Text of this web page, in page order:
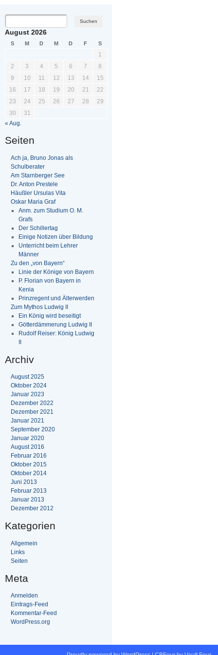
August 2026
S M D M D F S
1
2
3 4 5 6 7
8
9
10 11 12 13 14
15
16
17 18 19 20 21
22
23
24 25 26 27 28
29
30
31
« Aug.
Seiten
Ach ja, Bruno Jonas als
Schulberater
Am Starnberger See
Dr. Anton Prestele
Häußler Ursulas Vita
Oskar Maria Graf
Anm. zum Studium O. M.
Grafs
Der Schillertag
Einige Notizen über Bildung
Unterricht beim Lehrer
Männer
Zu den „von Bayern“
Linie der Könige von Bayern
P. Florian von Bayern in
Kenia
Prinzregent und Älterwerden
Zum Mythos Ludwig II
Ein König wird beseitigt
Götterdämmerung Ludwig II
Rudolf Reiser: König Ludwig
II
Archiv
August 2025
Oktober 2024
Januar 2023
Dezember 2022
Dezember 2021
Januar 2021
September 2020
Januar 2020
August 2016
Februar 2016
Oktober 2015
Oktober 2014
Juni 2013
Februar 2013
Januar 2013
Dezember 2012
Kategorien
Allgemein
Links
Seiten
Meta
Anmelden
Eintrags-Feed
Kommentar-Feed
WordPress.org